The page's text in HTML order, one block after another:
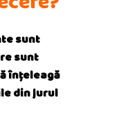
sunt
sunt
înțeleagă
din jurul